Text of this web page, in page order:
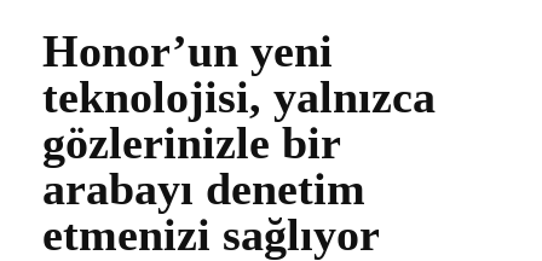
Honor’un yeni
teknolojisi, yalnızca
gözlerinizle bir
arabayı denetim
etmenizi sağlıyor